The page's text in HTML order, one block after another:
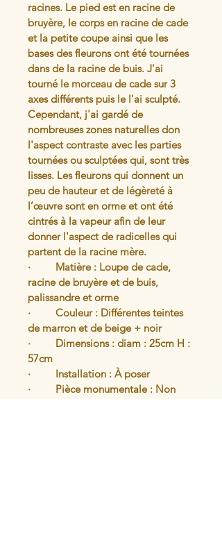
racines. Le pied est en racine de
bruyère, le corps en racine de cade
et la petite coupe ainsi que les
bases des fleurons ont été tournées
dans de la racine de buis. J'ai
tourné le morceau de cade sur 3
axes différents puis le l'ai sculpté.
Cependant, j'ai gardé de
nombreuses zones naturelles don
l'aspect contraste avec les parties
tournées ou sculptées qui, sont très
lisses. Les fleurons qui donnent un
peu de hauteur et de légèreté à
l’œuvre sont en orme et ont été
cintrés à la vapeur afin de leur
donner l'aspect de radicelles qui
partent de la racine mère.
·         Matière : Loupe de cade,
racine de bruyère et de buis,
palissandre et orme
·         Couleur : Différentes teintes
de marron et de beige + noir
·         Dimensions : diam : 25cm H :
57cm
·         Installation : À poser
·         Pièce monumentale : Non